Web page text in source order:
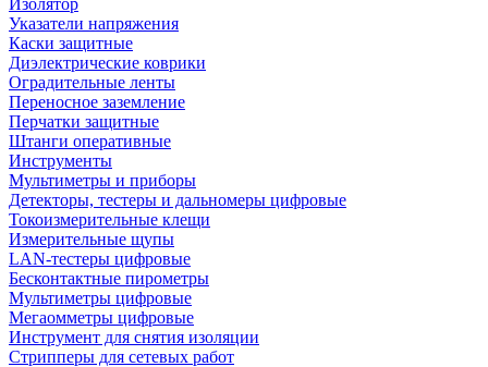
Изолятор
Указатели напряжения
Каски защитные
Диэлектрические коврики
Оградительные ленты
Переносное заземление
Перчатки защитные
Штанги оперативные
Инструменты
Мультиметры и приборы
Детекторы, тестеры и дальномеры цифровые
Токоизмерительные клещи
Измерительные щупы
LAN-тестеры цифровые
Бесконтактные пирометры
Мультиметры цифровые
Мегаомметры цифровые
Инструмент для снятия изоляции
Стрипперы для сетевых работ